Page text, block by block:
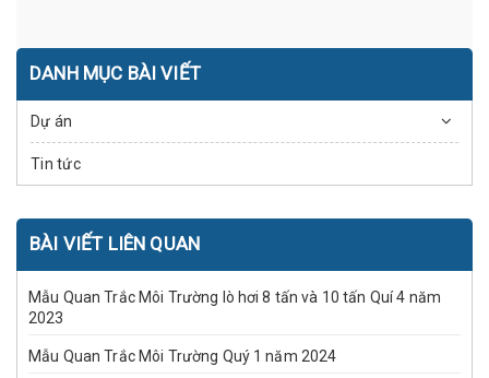
DANH MỤC BÀI VIẾT
Dự án
Tin tức
BÀI VIẾT LIÊN QUAN
Mẫu Quan Trắc Môi Trường lò hơi 8 tấn và 10 tấn Quí 4 năm
2023
Mẫu Quan Trắc Môi Trường Quý 1 năm 2024